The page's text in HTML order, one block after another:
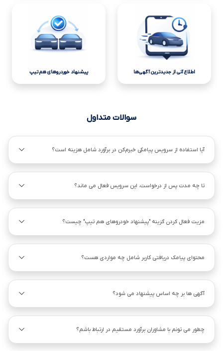
اطلاع آنی از جدیدترین آگهی‌ها پیشنهاد خوردروهای هم تیپ
سوالات متداول
آیا استفاده از سرویس پیامکی خبرم‌کن در برآورد شامل هزینه است؟
تا چه مدت پس از درخواست، این سرویس فعال می ماند؟
مزیت فعال کردن گزینه "پیشنهاد خودروهای هم ‌تیپ" چیست؟
محتوای پیامک دریافتی کاربر شامل چه مواردی هست؟
آگهی ها بر چه اساس پیشنهاد می شود؟
چطور می تونم با مشاوران برآورد مستقیم در ارتباط باشم؟